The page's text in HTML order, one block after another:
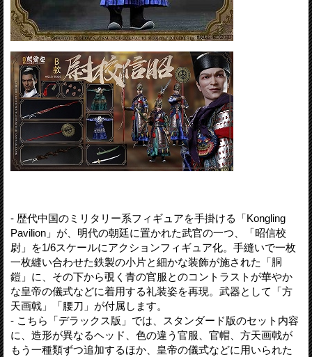
- 歴代中国のミリタリー系フィギュアを手掛ける「Kongling
Pavilion」が、明代の朝廷に置かれた武官の一つ、「昭信校
尉」を1/6スケールにアクションフィギュア化。手縫いで一枚
一枚縫い合わせた鉄製の小片と細かな装飾が施された「胴
鎧」に、その下から覗く青の官服とのコントラストが華やか
な皇帝の儀式などに着用する礼装姿を再現。武器として「方
天画戟」「腰刀」が付属します。
- こちら「デラックス版」では、スタンダード版のセット内容
に、造形が異なるヘッド、色の違う官服、官帽、方天画戟が
もう一種類ずつ追加するほか、皇帝の儀式などに用いられた